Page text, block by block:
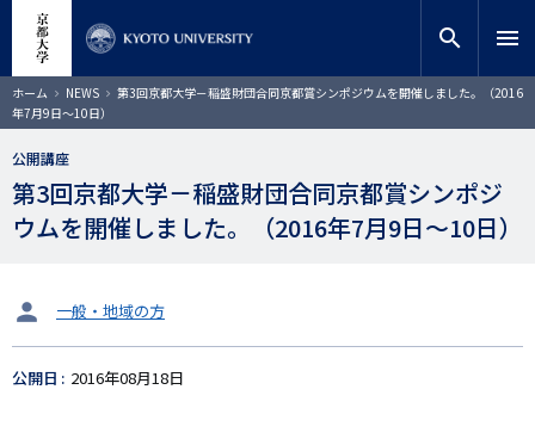
コ
ン
テ
ン
ツ
に
サイト内検索
検索
search menu
ホーム NEWS
第3回京都大学－稲盛財団合同京都賞シンポジウムを開催しました。（2016
年7月9日～10日）
公開講座
第3回京都大学－稲盛財団合同京都賞シンポジ
ウムを開催しました。（2016年7月9日～10日）
タ
ッ
一般・地域の方
公開日 2016年08月18日